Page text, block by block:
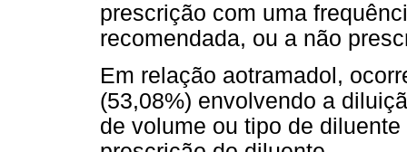
prescrição com uma
recomendada, ou a não
Em relação aotramadol,
(53,08%) envolvendo a
de volume ou tipo de